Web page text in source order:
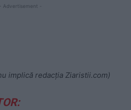
- Advertisement -
implică redacția Ziaristii.com)